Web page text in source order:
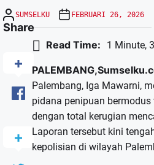
SUMSELKU FEBRUARI 26, 2026
Share
Read Time: 1 Minute,
Palembang, Iga Mawarni,
pidana penipuan
dengan total kerugian
Laporan tersebut kini
kepolisian di wilayah